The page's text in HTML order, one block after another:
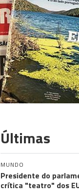
Últimas
MUNDO
Presidente do
crítica "teatro" dos